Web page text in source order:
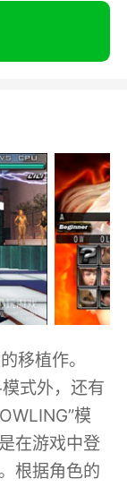
移植作。
式外，还有
模
在游戏中登
根据角色的